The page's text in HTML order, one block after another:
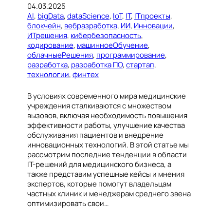
04.03.2025
AI, bigData, dataScience, IoT, IT, ITпроекты
блокчейн, вебразработка, ИИ, Инновации
ИТрешения, кибербезопасность
кодирование, машинноеОбучение
облачныеРешения, программирование
разработка, разработка ПО, стартап
технологии, финтех
В условиях современного мира медицинские
учреждения сталкиваются с множеством
вызовов, включая необходимость повышения
эффективности работы, улучшение качества
обслуживания пациентов и внедрение
инновационных технологий. В этой статье мы
рассмотрим последние тенденции в области
IT-решений для медицинского бизнеса, а
также представим успешные кейсы и мнения
экспертов, которые помогут владельцам
частных клиник и менеджерам среднего звена
оптимизировать свои…